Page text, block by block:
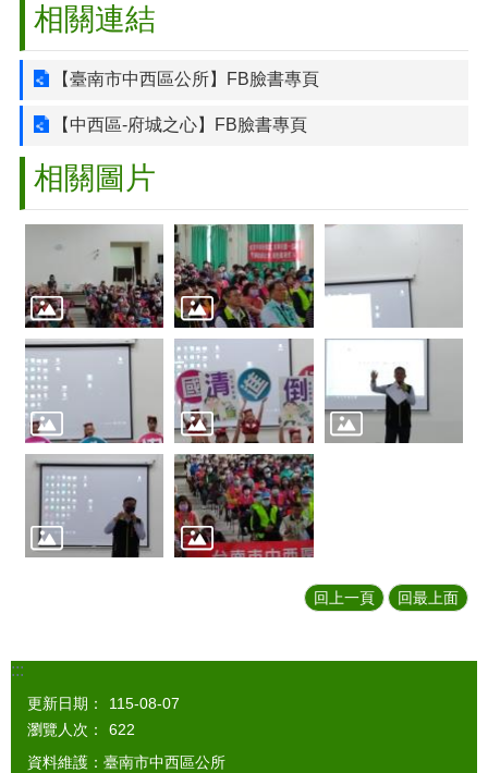
相關連結
【臺南市中西區公所】FB臉書專頁
【中西區-府城之心】FB臉書專頁
相關圖片
回上一頁 回最上面
:::
更新日期：
115-08-07
瀏覽人次：
622
資料維護：臺南市中西區公所